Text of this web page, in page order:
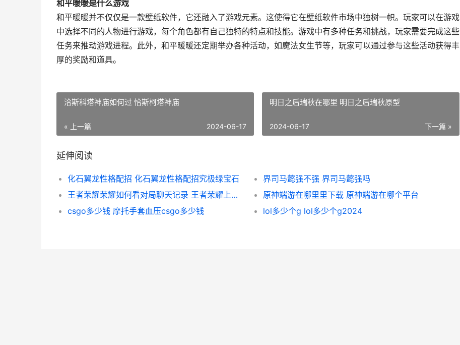
和平暖暖是什么游戏
和平暖暖并不仅仅是一款壁纸软件，它还融入了游戏元素。这使得它在壁纸软件市场中独树一帜。玩家可以在游戏
中选择不同的人物进行游戏，每个角色都有自己独特的特点和技能。游戏中有多种任务和挑战，玩家需要完成这些
任务来推动游戏进程。此外，和平暖暖还定期举办各种活动，如魔法女生节等，玩家可以通过参与这些活动获得丰
厚的奖励和道具。
洽斯科塔神庙如何过 恰斯柯塔神庙
« 上一篇 2024-06-17
明日之后瑞秋在哪里 明日之后瑞秋原型
下一篇 »
2024-06-17
延伸阅读
化石翼龙性格配招 化石翼龙性格配招究极绿宝石
界司马懿强不强 界司马懿强吗
王者荣耀荣耀如何看对局聊天记录 王者荣耀上荣耀的技巧
原神端游在哪里里下载 原神端游在哪个平台
csgo多少钱 摩托手套血压csgo多少钱
lol多少个g lol多少个g2024